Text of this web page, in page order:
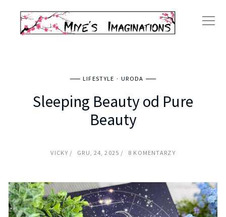
LIFESTYLE URODA
Sleeping Beauty od Pure
Beauty
VICKY GRU, 24, 2025 8 KOMENTARZY